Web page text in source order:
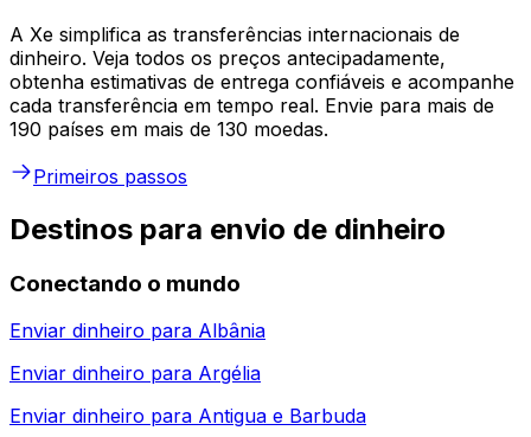
A Xe simplifica as transferências internacionais de
dinheiro. Veja todos os preços antecipadamente,
obtenha estimativas de entrega confiáveis e acompanhe
cada transferência em tempo real. Envie para mais de
190 países em mais de 130 moedas.
Primeiros passos
Destinos para envio de dinheiro
Conectando o mundo
Enviar dinheiro para Albânia
Enviar dinheiro para Argélia
Enviar dinheiro para Antigua e Barbuda